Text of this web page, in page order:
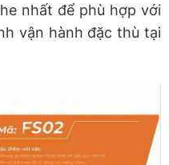
nhất để phù hợp với
vận hành đặc thù tại